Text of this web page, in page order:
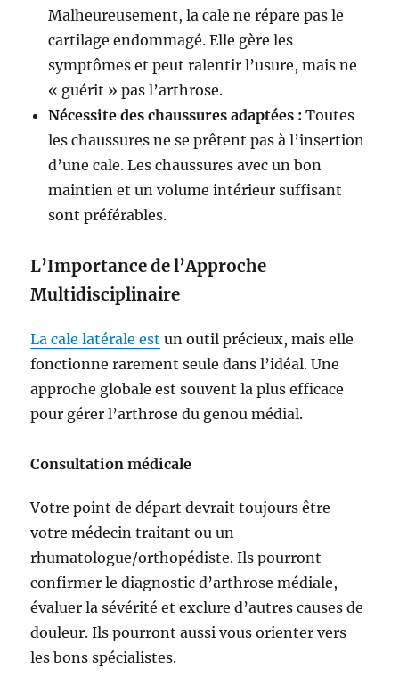
Malheureusement, la cale ne répare pas le
cartilage endommagé. Elle gère les
symptômes et peut ralentir l’usure, mais ne
« guérit » pas l’arthrose.
Nécessite des chaussures adaptées : Toutes
les chaussures ne se prêtent pas à l’insertion
d’une cale. Les chaussures avec un bon
maintien et un volume intérieur suffisant
sont préférables.
L’Importance de l’Approche
Multidisciplinaire
La cale latérale est un outil précieux, mais elle
fonctionne rarement seule dans l’idéal. Une
approche globale est souvent la plus efficace
pour gérer l’arthrose du genou médial.
Consultation médicale
Votre point de départ devrait toujours être
votre médecin traitant ou un
rhumatologue/orthopédiste. Ils pourront
confirmer le diagnostic d’arthrose médiale,
évaluer la sévérité et exclure d’autres causes de
douleur. Ils pourront aussi vous orienter vers
les bons spécialistes.